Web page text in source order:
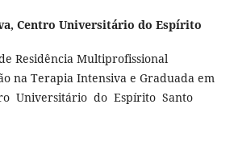
Centro Universitário do Espírito
Residência Multiprofissional
na Terapia Intensiva e Graduada em
Universitário do Espírito Santo